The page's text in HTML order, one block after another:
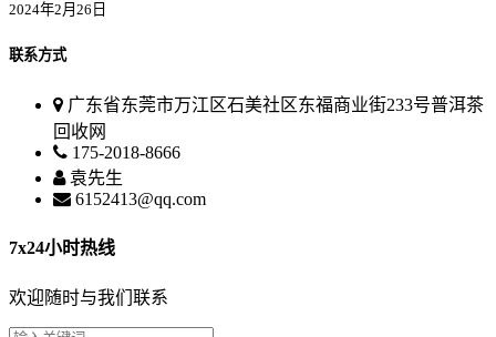
2024年2月26日
联系方式
广东省东莞市万江区石美社区东福商业街233号普洱茶
回收网
175-2018-8666
袁先生
6152413@qq.com
7x24小时热线
欢迎随时与我们联系